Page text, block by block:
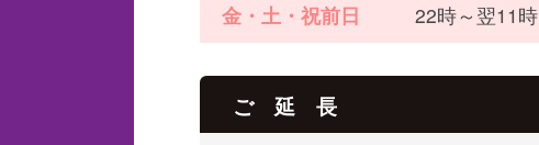
金・土・祝前日
22時～翌11時
ご 延 長